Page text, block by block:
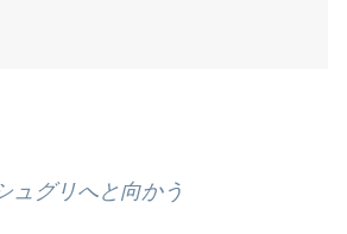
ュグリへと向かう